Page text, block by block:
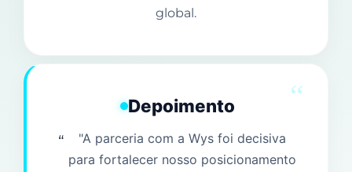
global.
“
Depoimento
"A parceria com a Wys foi decisiva
para fortalecer nosso posicionamento